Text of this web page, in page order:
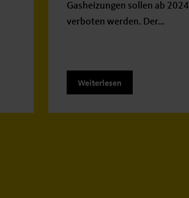
Gasheizungen sollen ab 2024
verboten werden. Der…
Weiterlesen